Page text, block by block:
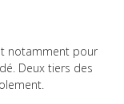
notamment pour
Deux tiers des